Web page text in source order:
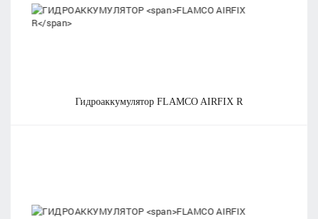
гидроаккумулятор FLAMCO AIRFIX R